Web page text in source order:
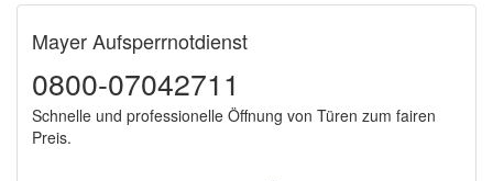
Mayer Aufsperrnotdienst
0800-07042711
Schnelle und professionelle Öffnung von Türen zum fairen
Preis.